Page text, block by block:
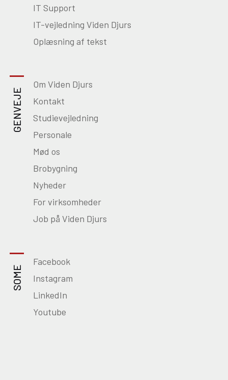
IT Support
IT-vejledning Viden Djurs
Oplæsning af tekst
GENVEJE
Om Viden Djurs
Kontakt
Studievejledning
Personale
Mød os
Brobygning
Nyheder
For virksomheder
Job på Viden Djurs
SOME
Facebook
Instagram
LinkedIn
Youtube